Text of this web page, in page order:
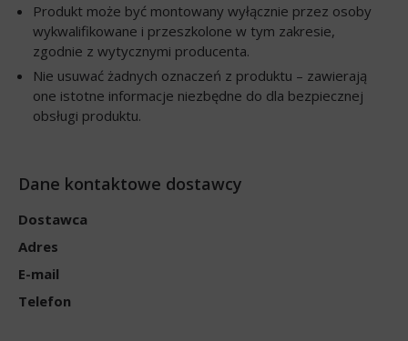
Produkt może być montowany wyłącznie przez osoby
wykwalifikowane i przeszkolone w tym zakresie,
zgodnie z wytycznymi producenta.
Nie usuwać żadnych oznaczeń z produktu – zawierają
one istotne informacje niezbędne do dla bezpiecznej
obsługi produktu.
Dane kontaktowe dostawcy
Dostawca
Adres
E-mail
Telefon